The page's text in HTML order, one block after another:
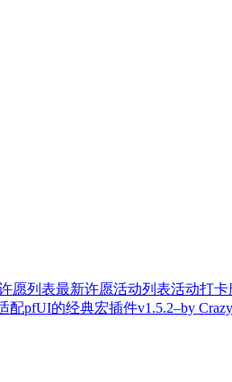
愿列表最新许愿活动列表活动打卡
配pfUI的经典宏插件v1.5.2–by